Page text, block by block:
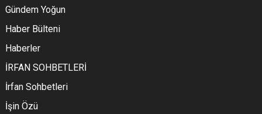
Gündem Yoğun
Haber Bülteni
Haberler
İRFAN SOHBETLERİ
İrfan Sohbetleri
İşin Özü